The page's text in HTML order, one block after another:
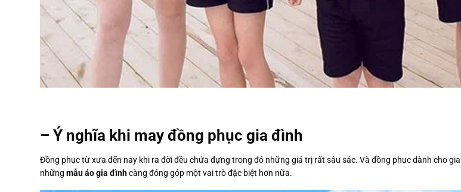
– Ý nghĩa khi may đồng phục gia đình
Đồng phục từ xưa đến nay khi ra đời đều chứa đựng trong đó những giá trị rất sâu sắc. Và đồng phục dành cho
những mẫu áo gia đìnhcàng đóng góp một vai trò đặc biệt hơn nữa.